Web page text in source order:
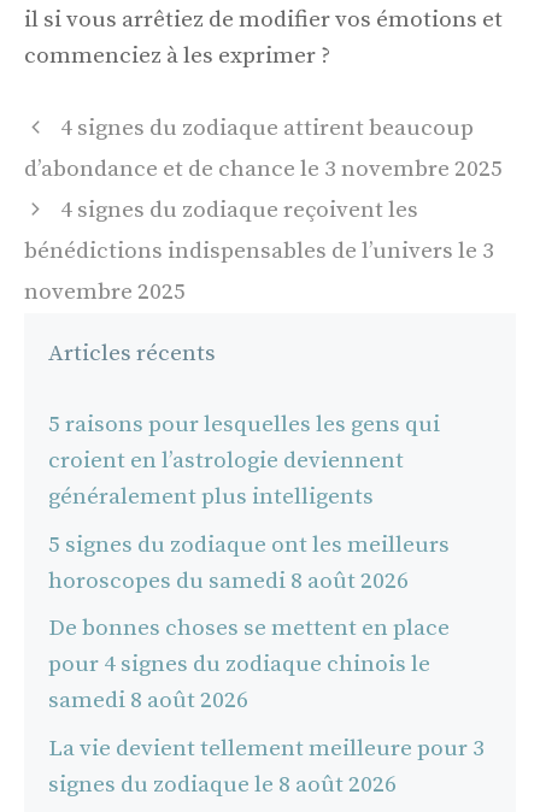
il si vous arrêtiez de modifier vos émotions et
commenciez à les exprimer ?
Navigation
des
4 signes du zodiaque attirent beaucoup
d’abondance et de chance le 3 novembre 2025
4 signes du zodiaque reçoivent les
bénédictions indispensables de l’univers le 3
novembre 2025
Articles récents
5 raisons pour lesquelles les gens qui
croient en l’astrologie deviennent
généralement plus intelligents
5 signes du zodiaque ont les meilleurs
horoscopes du samedi 8 août 2026
De bonnes choses se mettent en place
pour 4 signes du zodiaque chinois le
samedi 8 août 2026
La vie devient tellement meilleure pour 3
signes du zodiaque le 8 août 2026